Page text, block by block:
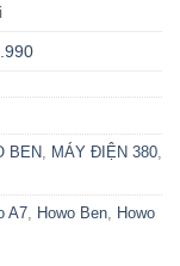
BEN, MÁY ĐIỆN 380,
A7, Howo Ben, Howo